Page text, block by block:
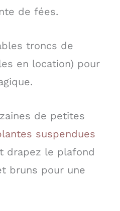
de fées.
troncs de
en location) pour
de petites
suspendues
drapez le plafond
bruns pour une